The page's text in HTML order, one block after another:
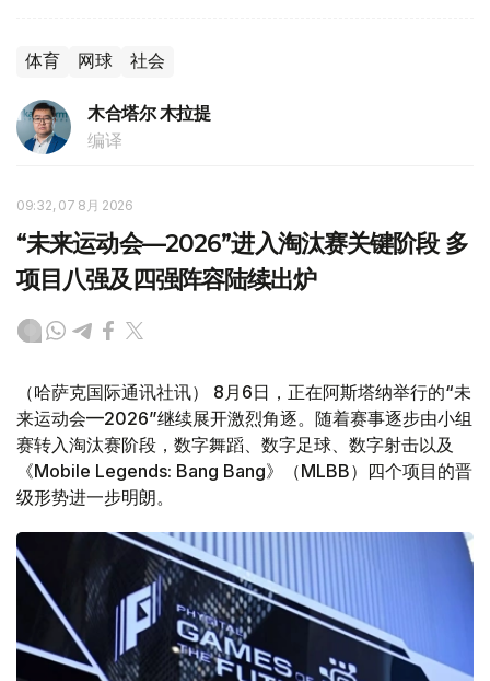
体育 网球 社会
木合塔尔 木拉提
编译
09:32, 07 8月 2026
“未来运动会—2026”进入淘汰赛关键阶段 多
项目八强及四强阵容陆续出炉
（哈萨克国际通讯社讯） 8月6日，正在阿斯塔纳举行的“未
来运动会—2026”继续展开激烈角逐。随着赛事逐步由小组
赛转入淘汰赛阶段，数字舞蹈、数字足球、数字射击以及
《Mobile Legends: Bang Bang》（MLBB）四个项目的晋
级形势进一步明朗。